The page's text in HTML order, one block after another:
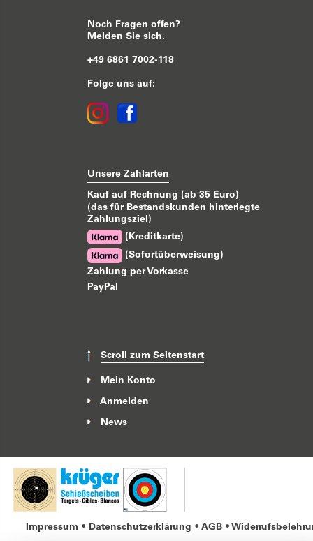
Noch Fragen offen?
Melden Sie sich.
+49 6861 7002-118
Folge uns auf:
Unsere Zahlarten
Kauf auf Rechnung (ab 35 Euro)
(das für Bestandskunden hinterlegte
Zahlungsziel)
(Kreditkarte)
(Sofortüberweisung)
Zahlung per Vorkasse
PayPal
Scroll zum Seitenstart
Mein Konto
Anmelden
News
Impressum Datenschutzerklärung AGB